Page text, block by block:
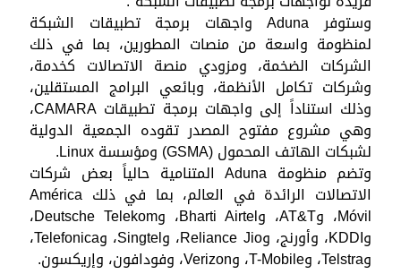
وستوفر Aduna واجهات برمجة تطبيقات الشبكة
لمنظومة واسعة من منصات المطورين، بما في ذلك
الشركات الضخمة، ومزودي منصة الاتصالات كخدمة،
وشركات تكامل الأنظمة، وبائعي البرامج المستقلين،
وذلك استناداً إلى واجهات برمجة تطبيقات CAMARA،
وهي مشروع مفتوح المصدر تقوده الجمعية الدولية
لشبكات الهاتف المحمول (GSMA) ومؤسسة Linux.
وتضم منظومة Aduna المتنامية حالياً بعض شركات
الاتصالات الرائدة في العالم، بما في ذلك América
Móvil، وAT&T، وBharti Airtel، وDeutsche Telekom،
وKDDI، وأورنج، وReliance Jio، وSingtel، وTelefonica،
وTelstra، وT-Mobile، وVerizon، وفودافون، وإريكسون.